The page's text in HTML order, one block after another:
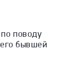
поводу
бывшей